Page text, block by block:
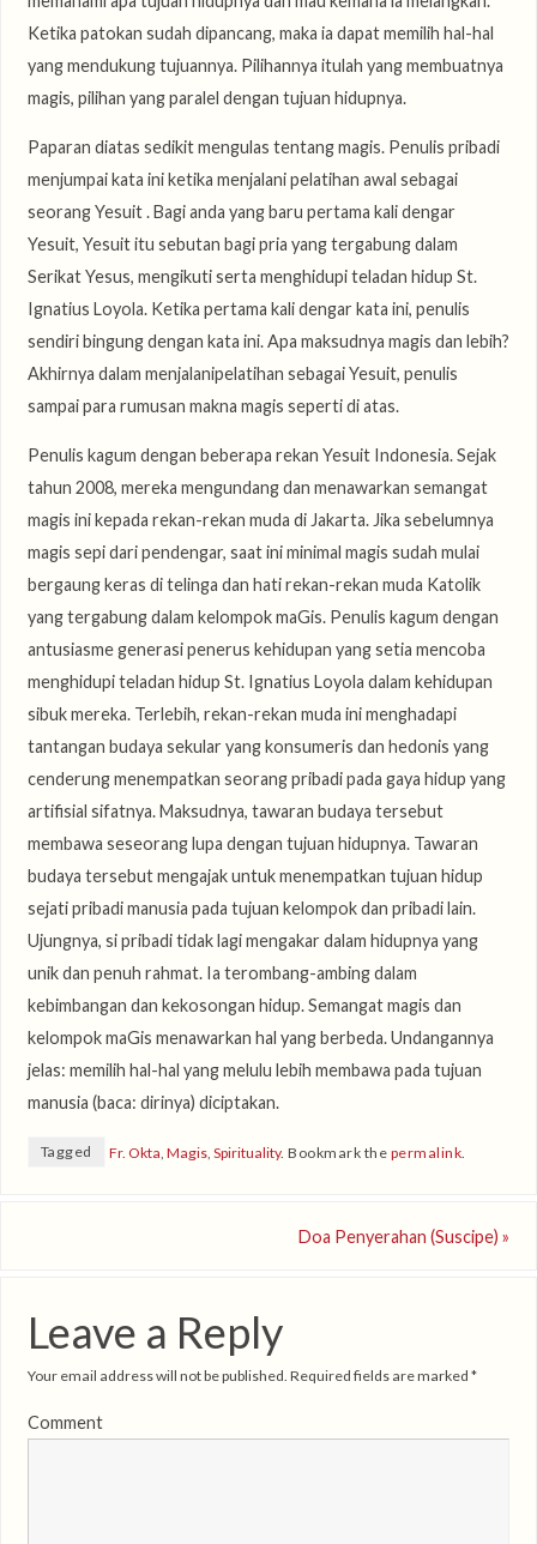
Ketika patokan sudah dipancang, maka ia dapat memilih hal-hal
yang mendukung tujuannya. Pilihannya itulah yang membuatnya
magis, pilihan yang paralel dengan tujuan hidupnya.
Paparan diatas sedikit mengulas tentang magis. Penulis pribadi
menjumpai kata ini ketika menjalani pelatihan awal sebagai
seorang Yesuit . Bagi anda yang baru pertama kali dengar
Yesuit, Yesuit itu sebutan bagi pria yang tergabung dalam
Serikat Yesus, mengikuti serta menghidupi teladan hidup St.
Ignatius Loyola. Ketika pertama kali dengar kata ini, penulis
sendiri bingung dengan kata ini. Apa maksudnya magis dan lebih?
Akhirnya dalam menjalanipelatihan sebagai Yesuit, penulis
sampai para rumusan makna magis seperti di atas.
Penulis kagum dengan beberapa rekan Yesuit Indonesia. Sejak
tahun 2008, mereka mengundang dan menawarkan semangat
magis ini kepada rekan-rekan muda di Jakarta. Jika sebelumnya
magis sepi dari pendengar, saat ini minimal magis sudah mulai
bergaung keras di telinga dan hati rekan-rekan muda Katolik
yang tergabung dalam kelompok maGis. Penulis kagum dengan
antusiasme generasi penerus kehidupan yang setia mencoba
menghidupi teladan hidup St. Ignatius Loyola dalam kehidupan
sibuk mereka. Terlebih, rekan-rekan muda ini menghadapi
tantangan budaya sekular yang konsumeris dan hedonis yang
cenderung menempatkan seorang pribadi pada gaya hidup yang
artifisial sifatnya. Maksudnya, tawaran budaya tersebut
membawa seseorang lupa dengan tujuan hidupnya. Tawaran
budaya tersebut mengajak untuk menempatkan tujuan hidup
sejati pribadi manusia pada tujuan kelompok dan pribadi lain.
Ujungnya, si pribadi tidak lagi mengakar dalam hidupnya yang
unik dan penuh rahmat. Ia terombang-ambing dalam
kebimbangan dan kekosongan hidup. Semangat magis dan
kelompok maGis menawarkan hal yang berbeda. Undangannya
jelas: memilih hal-hal yang melulu lebih membawa pada tujuan
manusia (baca: dirinya) diciptakan.
Tagged Fr. Okta Magis, Spirituality. Bookmark the permalink
Doa Penyerahan (Suscipe)»
Leave a Reply
Your email address will not be published. Required fields are marked *
Comment